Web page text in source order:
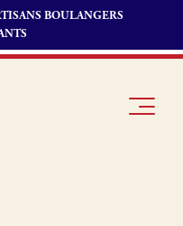
BOULANGERS